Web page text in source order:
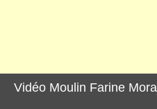
Vidéo Moulin Farine